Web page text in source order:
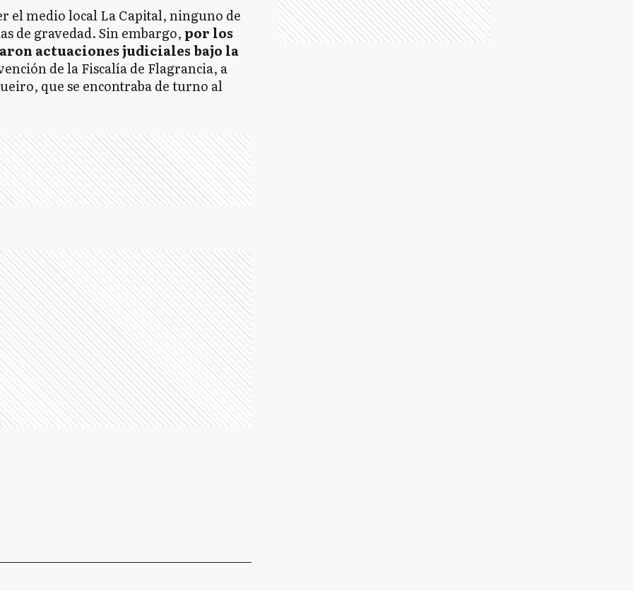
el medio local La Capital, ninguno de
de gravedad. Sin embargo, por los
actuaciones judiciales bajo la
de la Fiscalía de Flagrancia, a
que se encontraba de turno al